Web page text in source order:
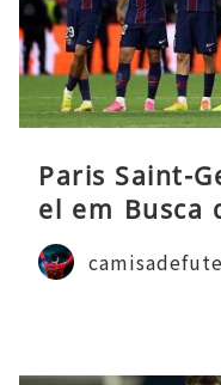
Paris Saint-
el em Busca
ecutivo da